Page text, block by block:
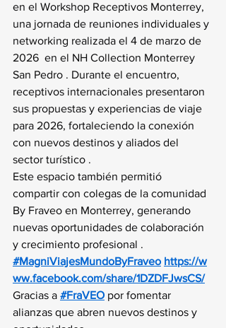
en el Workshop Receptivos Monterrey,
una jornada de reuniones individuales y
networking realizada el 4 de marzo de
2026  en el NH Collection Monterrey
San Pedro . Durante el encuentro,
receptivos internacionales presentaron
sus propuestas y experiencias de viaje
para 2026, fortaleciendo la conexión
con nuevos destinos y aliados del
sector turístico .
Este espacio también permitió
compartir con colegas de la comunidad
By Fraveo en Monterrey, generando
nuevas oportunidades de colaboración
y crecimiento profesional .
#MagniViajesMundoByFraveo https://w
ww.facebook.com/share/1DZDFJwsCS/
Gracias a #FraVEO por fomentar
alianzas que abren nuevos destinos y